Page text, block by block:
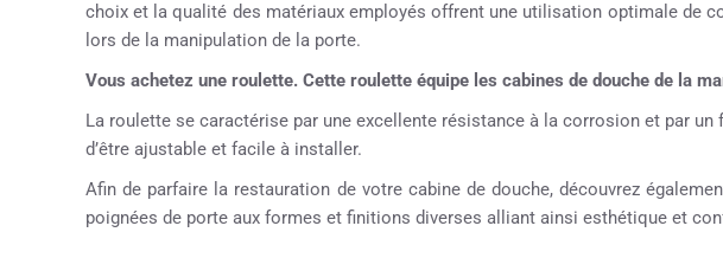
choix et la qualité des matériaux employés offrent une utilisation optimale de
lors de la manipulation de la porte.
Vous achetez une roulette. Cette roulette équipe les cabines de douche de la
La roulette se caractérise par une excellente résistance à la corrosion et par un
d’être ajustable et facile à installer.
Afin de parfaire la restauration de votre cabine de douche, découvrez
poignées de porte aux formes et finitions diverses alliant ainsi esthétique et